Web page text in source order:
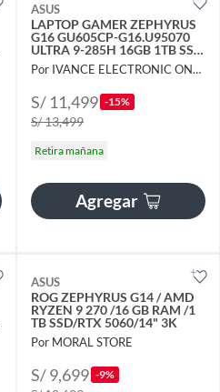
ASUS
LAPTOP GAMER ZEPHYRUS
G16 GU605CP-G16.U95070
ULTRA 9-285H 16GB 1TB SSD
GEFORCE RTX 5070 8GB
Por IVANCE ELECTRONIC ONLINE
S/ 11,499 -15%
S/ 13,499
Retira mañana
Agregar
ASUS
ROG ZEPHYRUS G14 / AMD
RYZEN 9 270 /16 GB RAM /1
TB SSD/RTX 5060/14" 3K
Por MORAL STORE
S/ 9,699 -9%